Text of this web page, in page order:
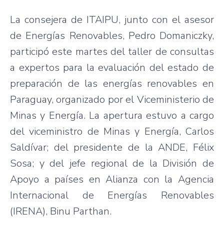
La consejera de ITAIPU, junto con el asesor
de Energías Renovables, Pedro Domaniczky,
participó este martes del taller de consultas
a expertos para la evaluación del estado de
preparación de las energías renovables en
Paraguay, organizado por el Viceministerio de
Minas y Energía. La apertura estuvo a cargo
del viceministro de Minas y Energía, Carlos
Saldívar; del presidente de la ANDE, Félix
Sosa; y del jefe regional de la División de
Apoyo a países en Alianza con la Agencia
Internacional de Energías Renovables
(IRENA), Binu Parthan.